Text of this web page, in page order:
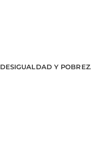
DESIGUALDAD Y